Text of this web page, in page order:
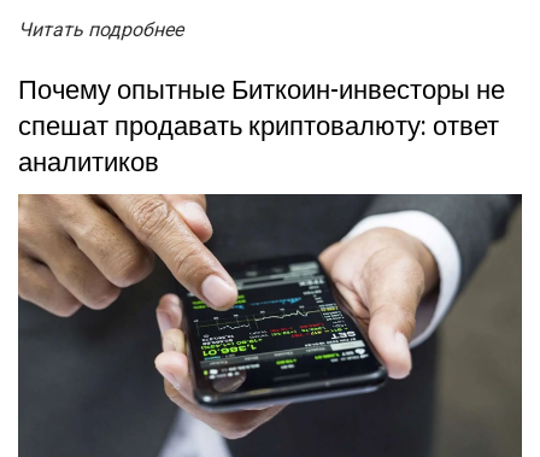
Читать подробнее
Почему опытные Биткоин-инвесторы не
спешат продавать криптовалюту: ответ
аналитиков